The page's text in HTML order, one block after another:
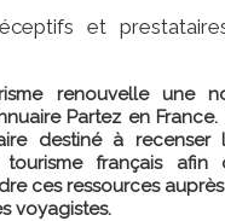
et
renouvelle une
Partez en France.
destiné à recenser
tourisme français afin
ces ressources
voyagistes.